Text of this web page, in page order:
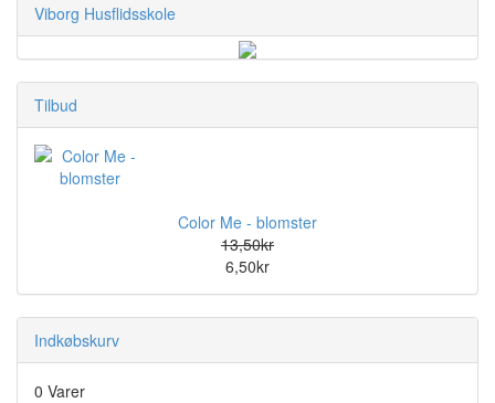
Viborg Husflidsskole
Tilbud
Color Me - blomster
13,50kr
6,50kr
Indkøbskurv
0 Varer